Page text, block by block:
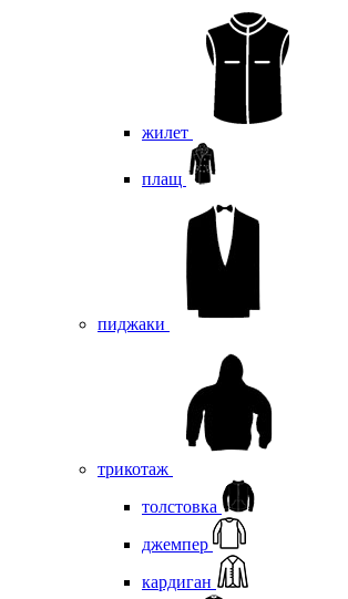
жилет
плащ
пиджаки
трикотаж
толстовка
джемпер
кардиган